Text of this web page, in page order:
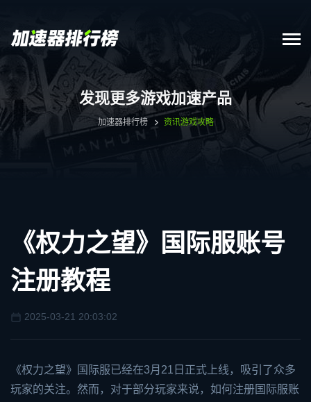
发现更多游戏加速产品
加速器排行榜 资讯游戏攻略
《权力之望》国际服账号
注册教程
2025-03-21 20:03:02
《权力之望》国际服已经在3月21日正式上线，吸引了众多
玩家的关注。然而，对于部分玩家来说，如何注册国际服账